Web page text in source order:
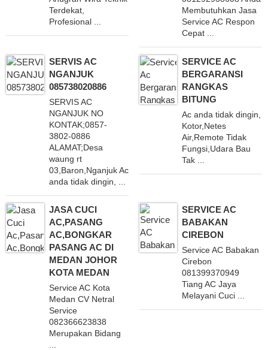
Terdekat,
Profesional ...
Membutuhkan Jasa
Service AC Respon
Cepat ...
SERVIS AC
NGANJUK
085738020886
SERVIS AC
NGANJUK NO
KONTAK;0857-
3802-0886
ALAMAT;Desa
waung rt
03,Baron,Nganjuk Ac
anda tidak dingin, ...
SERVICE AC
BERGARANSI
RANGKAS
BITUNG
Ac anda tidak dingin,
Kotor,Netes
Air,Remote Tidak
Fungsi,Udara Bau
Tak ...
JASA CUCI
AC,PASANG
AC,BONGKAR
PASANG AC DI
MEDAN JOHOR
KOTA MEDAN
Service AC Kota
Medan CV Netral
Service
082366623838
Merupakan Bidang
SERVICE AC
BABAKAN
CIREBON
Service AC Babakan
Cirebon
081399370949
Tiang AC Jaya
Melayani Cuci ...